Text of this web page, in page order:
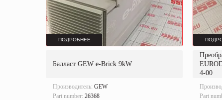
ПОДРОБНЕЕ
Балласт GEW e-Brick 9kW
Производитель: GEW
Part number: 26368
4-00
Part